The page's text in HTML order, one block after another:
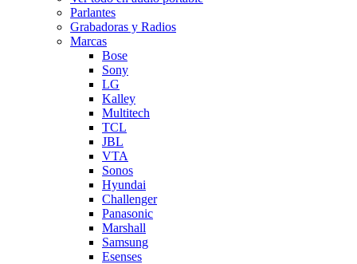
Parlantes
Grabadoras y Radios
Marcas
Bose
Sony
LG
Kalley
Multitech
TCL
JBL
VTA
Sonos
Hyundai
Challenger
Panasonic
Marshall
Samsung
Esenses